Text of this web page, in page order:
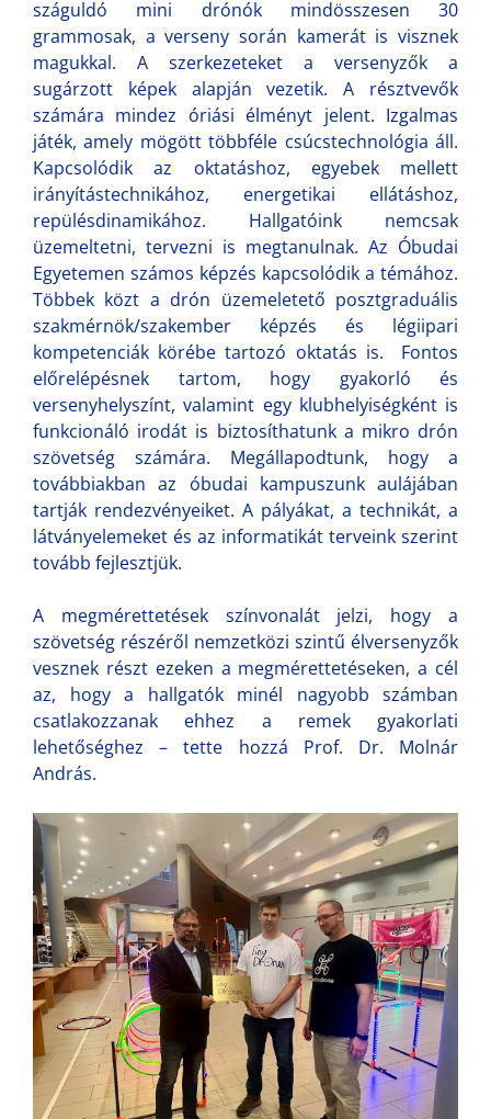
száguldó mini drónók mindösszesen 30
grammosak, a verseny során kamerát is visznek
magukkal. A szerkezeteket a versenyzők a
sugárzott képek alapján vezetik. A résztvevők
számára mindez óriási élményt jelent. Izgalmas
játék, amely mögött többféle csúcstechnológia áll.
Kapcsolódik az oktatáshoz, egyebek mellett
irányítástechnikához, energetikai ellátáshoz,
repülésdinamikához. Hallgatóink nemcsak
üzemeltetni, tervezni is megtanulnak. Az Óbudai
Egyetemen számos képzés kapcsolódik a témához.
Többek közt a drón üzemeletető posztgraduális
szakmérnök/szakember képzés és légiipari
kompetenciák körébe tartozó oktatás is. Fontos
előrelépésnek tartom, hogy gyakorló és
versenyhelyszínt, valamint egy klubhelyiségként is
funkcionáló irodát is biztosíthatunk a mikro drón
szövetség számára. Megállapodtunk, hogy a
továbbiakban az óbudai kampuszunk aulájában
tartják rendezvényeiket. A pályákat, a technikát, a
látványelemeket és az informatikát terveink szerint
tovább fejlesztjük.
A megmérettetések színvonalát jelzi, hogy a
szövetség részéről nemzetközi szintű élversenyzők
vesznek részt ezeken a megmérettetéseken, a cél
az, hogy a hallgatók minél nagyobb számban
csatlakozzanak ehhez a remek gyakorlati
lehetőséghez – tette hozzá Prof. Dr. Molnár
András.